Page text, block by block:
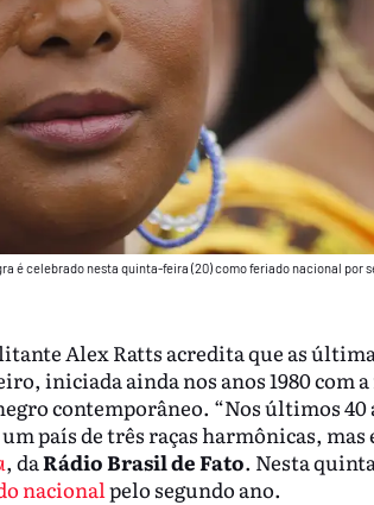
é celebrado nesta quinta-feira (20) como feriado nacional por
Alex Ratts acredita que as
iniciada ainda nos anos 1980 com
contemporâneo. “Nos últimos
país de três raças harmônicas,
, daRádio Brasil de Fato. Nesta
nacionalpelo segundo ano.